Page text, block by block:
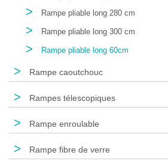
> Rampe pliable long 280 cm
> Rampe pliable long 300 cm
> Rampe pliable long 60cm
> Rampe caoutchouc
> Rampes télescopiques
> Rampe enroulable
> Rampe fibre de verre